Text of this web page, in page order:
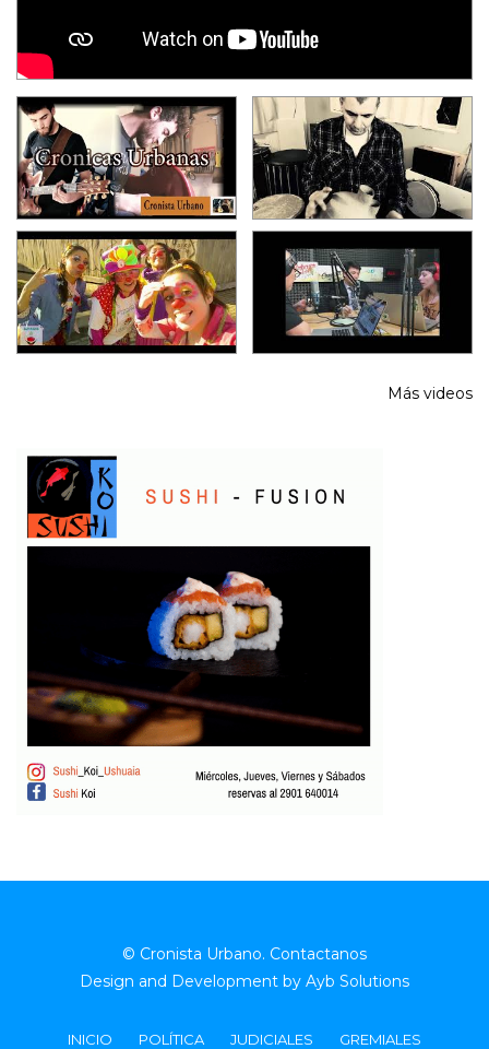
Más videos
© Cronista Urbano. Contactanos
Design and Development by Ayb Solutions
INICIO POLÍTICA JUDICIALES GREMIALES